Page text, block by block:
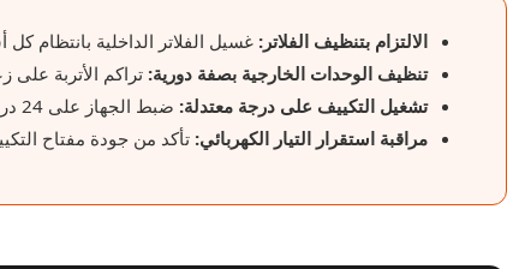
الالتزام بتنظيف الفلاتر: غسيل الفلاتر الداخلية بانتظام
تنظيف الوحدات الخارجية بصفة دورية: تراكم الأتربة على
تشغيل التكييف على درجة معتدلة: ضبط الجهاز على 24 درجة مئوية يمنحك التبريد المثالي ويمنع استهلاك الطاقة المفرط وإجهاد المكونات.
مراقبة استقرار التيار الكهربائي: تأكد من جودة مفتاح